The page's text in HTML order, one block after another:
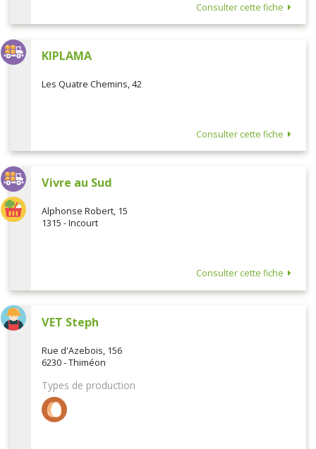
Consulter cette fiche
KIPLAMA
Les Quatre Chemins, 42
Consulter cette fiche
Vivre au Sud
Alphonse Robert, 15
1315 - Incourt
Consulter cette fiche
VET Steph
Rue d'Azebois, 156
6230 - Thiméon
Types de production